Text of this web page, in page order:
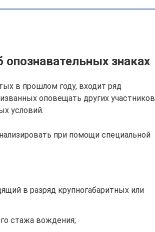
знаках
в прошлом году, входит ряд
оповещать других участников
условий.
при помощи специальной
в разряд крупногабаритных или
стажа вождения;